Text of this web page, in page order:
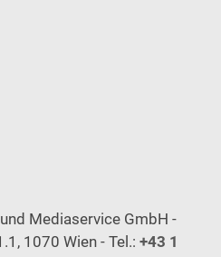
Mediaservice GmbH -
1070 Wien - Tel.: +43 1